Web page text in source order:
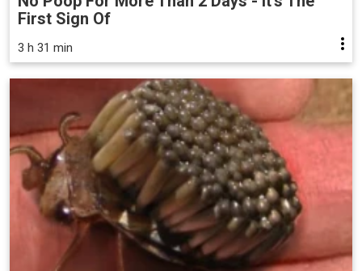
First Sign Of
3 h 31 min